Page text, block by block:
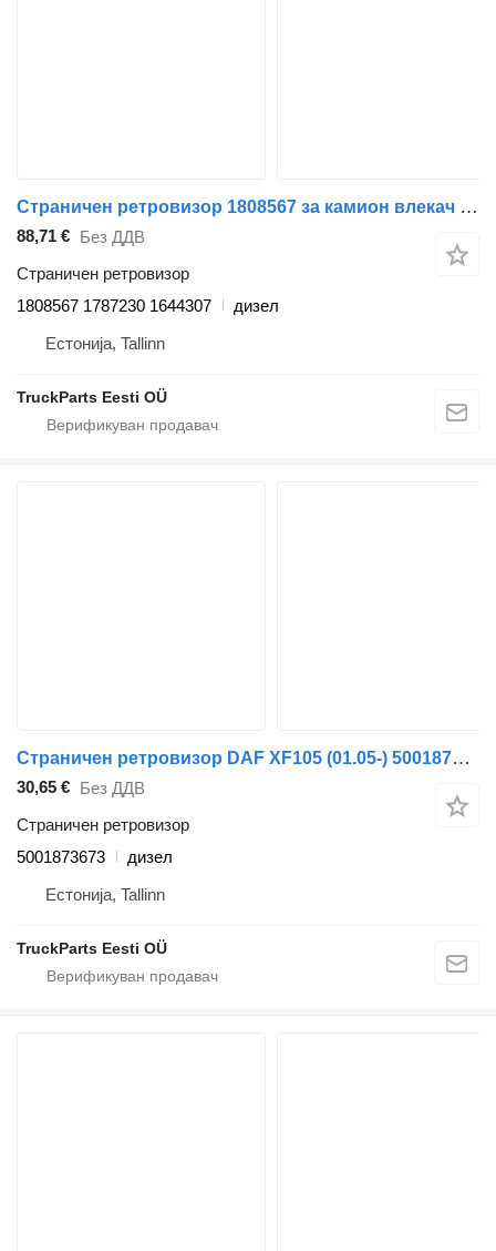
Страничен ретровизор 1808567 за камион влекач DAF XF95, XF105 (2001-2014)
88,71 € Без ДДВ
Страничен ретровизор
1808567 1787230 1644307
дизел
Естонија, Tallinn
TruckParts Eesti OÜ
Страничен ретровизор DAF XF105 (01.05-) 5001873673 за камион влекач DAF XF95, XF105 (2001-2014)
30,65 € Без ДДВ
Страничен ретровизор
5001873673
дизел
Естонија, Tallinn
TruckParts Eesti OÜ